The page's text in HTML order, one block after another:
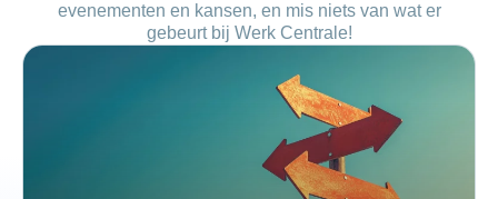
evenementen en kansen, en mis niets van wat er
gebeurt bij Werk Centrale!